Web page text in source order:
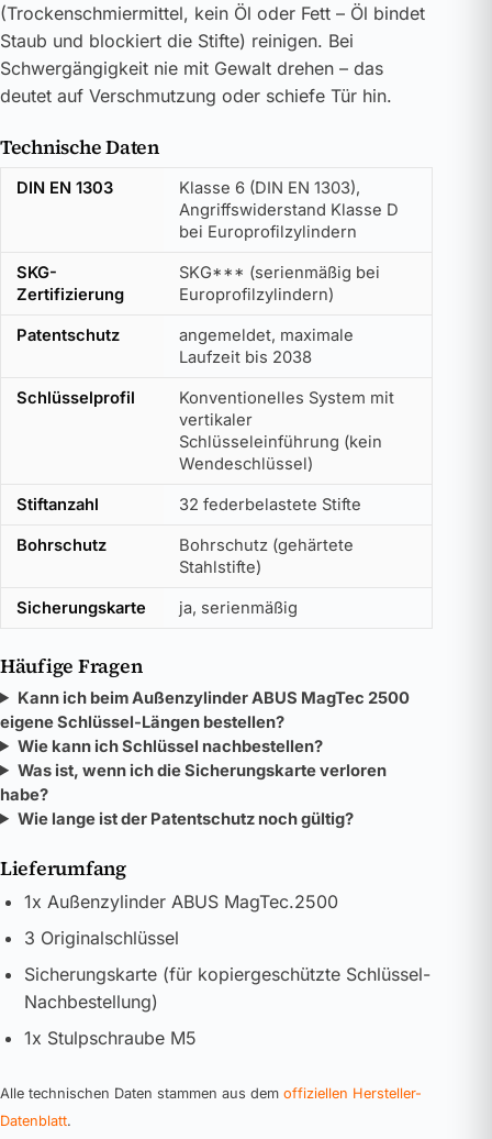
(Trockenschmiermittel, kein Öl oder Fett – Öl bindet
Staub und blockiert die Stifte) reinigen. Bei
Schwergängigkeit nie mit Gewalt drehen – das
deutet auf Verschmutzung oder schiefe Tür hin.
Technische Daten
DIN EN 1303
Klasse 6 (DIN EN 1303),
Angriffswiderstand Klasse D
bei Europrofilzylindern
SKG-
Zertifizierung
SKG*** (serienmäßig bei
Europrofilzylindern)
Patentschutz
angemeldet, maximale
Laufzeit bis 2038
Schlüsselprofil
Konventionelles System mit
vertikaler
Schlüsseleinführung (kein
Wendeschlüssel)
Stiftanzahl 32 federbelastete Stifte
Bohrschutz
Bohrschutz (gehärtete
Stahlstifte)
Sicherungskarte ja, serienmäßig
Häufige Fragen
Kann ich beim Außenzylinder ABUS MagTec 2500
eigene Schlüssel-Längen bestellen?
Wie kann ich Schlüssel nachbestellen?
Was ist, wenn ich die Sicherungskarte verloren
habe?
Wie lange ist der Patentschutz noch gültig?
Lieferumfang
1x Außenzylinder ABUS MagTec.2500
3 Originalschlüssel
Sicherungskarte (für kopiergeschützte Schlüssel-
Nachbestellung)
1x Stulpschraube M5
Alle technischen Daten stammen aus dem offiziellen Hersteller-
Datenblatt.